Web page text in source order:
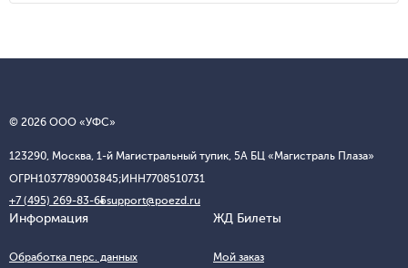
© 2026 ООО «УФС»
123290, Москва, 1-й Магистральный тупик, 5А БЦ «Магистраль Плаза»
ОГРН1037789003845;ИНН7708510731
+7 (495) 269-83-65support@poezd.ru
Информация
Обработка перс. данных
ЖД Билеты
Мой заказ